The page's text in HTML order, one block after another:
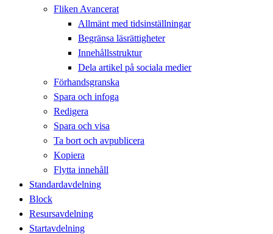
Fliken Avancerat
Allmänt med tidsinställningar
Begränsa läsrättigheter
Innehållsstruktur
Dela artikel på sociala medier
Förhandsgranska
Spara och infoga
Redigera
Spara och visa
Ta bort och avpublicera
Kopiera
Flytta innehåll
Standardavdelning
Block
Resursavdelning
Startavdelning